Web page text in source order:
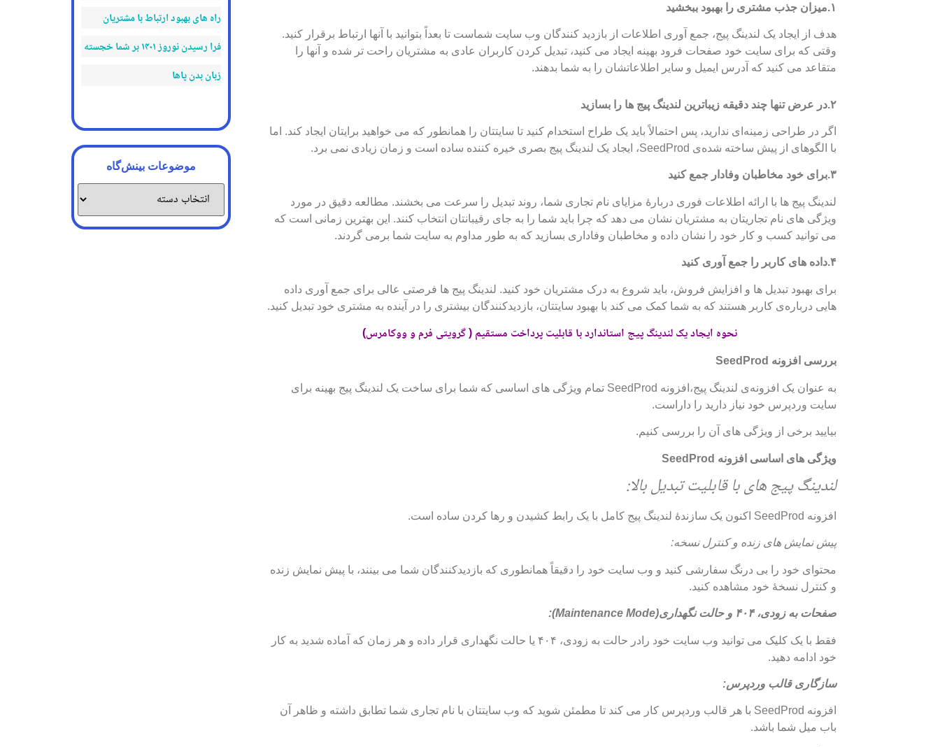
۱.میزان جذب مشتری را بهبود ببخشید
هدف از ایجاد یک لندینگ پیج، جمع آوری اطلاعات از بازدید کنندگان وب سایت شماست تا بعداً بتوانید با آنها ارتباط برقرار کنید.
وقتی که برای سایت خود صفحات فرود بهینه ایجاد می کنید، تبدیل کردن کاربران عادی به مشتریان راحت تر شده و آنها را
متقاعد می کنید که آدرس ایمیل و سایر اطلاعاتشان را به شما بدهند.
۲.در عرض تنها چند دقیقه زیباترین لندینگ پیج ها را بسازید
اگر در طراحی زمینه‌ای ندارید، پس احتمالاً باید یک طراح استخدام کنید تا سایتتان را همانطور که می خواهید برایتان ایجاد کند. اما
با الگوهای از پیش ساخته شده‌ی SeedProd، ایجاد یک لندینگ پیج بصری خیره کننده ساده است و زمان زیادی نمی برد.
۳.برای خود مخاطبان وفادار جمع کنید
لندینگ پیج ها با ارائه اطلاعات فوری دربارۀ مزایای نام تجاری شما، روند تبدیل را سرعت می بخشند. مطالعه دقیق در مورد
ویژگی های نام تجاریتان به مشتریان نشان می دهد که چرا باید شما را به جای رقیبانتان انتخاب کنند. این بهترین زمانی است که
می توانید کسب و کار خود را نشان داده و مخاطبان وفاداری بسازید که به طور مداوم به سایت شما برمی گردند.
۴.داده های کاربر را جمع آوری کنید
برای بهبود تبدیل ها و افزایش فروش، باید شروع به درک مشتریان خود کنید. لندینگ پیج ها فرصتی عالی برای جمع آوری داده
هایی درباره‌ی کاربر هستند که به شما کمک می کند با بهبود سایتتان، بازدیدکنندگان بیشتری را در آینده به مشتری خود تبدیل کنید.
نحوه ایجاد یک لندینگ پیج استاندارد با قابلیت پرداخت مستقیم ( گرویتی فرم و ووکامرس)
بررسی افزونه SeedProd
به عنوان یک افزونه‌ی لندینگ پیج،افزونه SeedProd تمام ویژگی های اساسی که شما برای ساخت یک لندینگ پیج بهینه برای
سایت وردپرس خود نیاز دارید را داراست.
بیایید برخی از ویژگی های آن را بررسی کنیم.
ویژگی های اساسی افزونه SeedProd
لندینگ پیج های با قابلیت تبدیل بالا:
افزونه SeedProd اکنون یک سازندۀ لندینگ پیج کامل با یک رابط کشیدن و رها کردن ساده است.
پیش نمایش های زنده و کنترل نسخه:
محتوای خود را بی درنگ سفارشی کنید و وب سایت خود را دقیقاً همانطوری که بازدیدکنندگان شما می بینند، با پیش نمایش زنده
و کنترل نسخۀ خود مشاهده کنید.
صفحات به زودی، ۴۰۴ و حالت نگهداری( Maintenance Mode
):
فقط با یک کلیک می توانید وب سایت خود رادر حالت به زودی، ۴۰۴ یا حالت نگهداری قرار داده و هر زمان که آماده شدید به کار
خود ادامه دهید.
سازگاری قالب وردپرس:
افزونه SeedProd با هر قالب وردپرس کار می کند تا مطمئن شوید که وب سایتتان با نام تجاری شما تطابق داشته و ظاهر آن
باب میل شما باشد.
راه های بهبود ارتباط با مشتریان
فرا رسیدن نوروز ۱۴۰۱ بر شما خجسته
زبان بدن پاها
موضوعات بینش‌گاه